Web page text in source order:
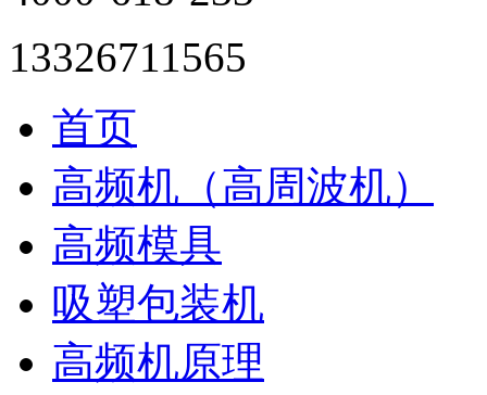
13326711565
首页
高频机（高周波机）
高频模具
吸塑包装机
高频机原理